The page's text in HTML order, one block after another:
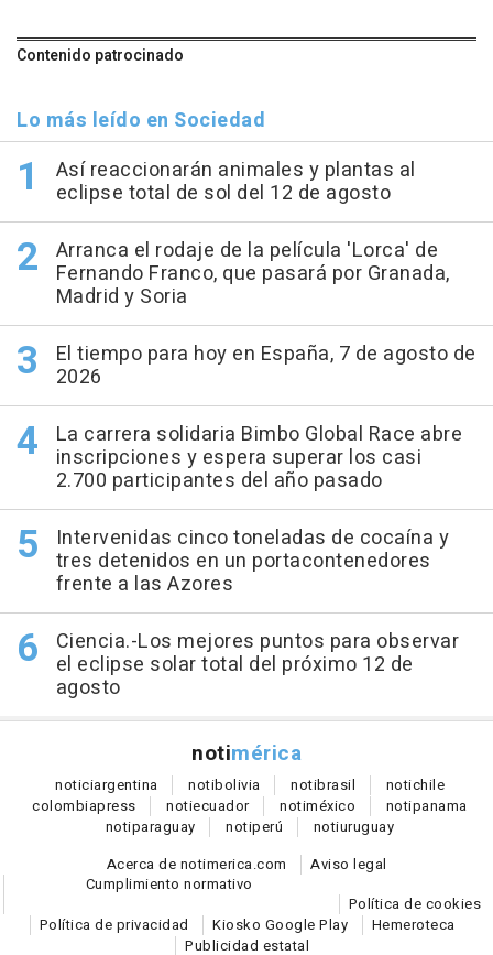
Contenido patrocinado
Lo más leído en Sociedad
Así reaccionarán animales y plantas al
eclipse total de sol del 12 de agosto
Arranca el rodaje de la película 'Lorca' de
Fernando Franco, que pasará por Granada,
Madrid y Soria
El tiempo para hoy en España, 7 de agosto de
2026
La carrera solidaria Bimbo Global Race abre
inscripciones y espera superar los casi
2.700 participantes del año pasado
Intervenidas cinco toneladas de cocaína y
tres detenidos en un portacontenedores
frente a las Azores
Ciencia.-Los mejores puntos para observar
el eclipse solar total del próximo 12 de
agosto
notimérica
noticiargentina notibolivia notibrasil notichile
colombiapress notiecuador notiméxico notipanama
notiparaguay notiperú notiuruguay
Acerca de notimerica.com
Aviso legal
Cumplimiento normativo
Política de cookies
Política de privacidad
Kiosko Google Play
Hemeroteca
Publicidad estatal